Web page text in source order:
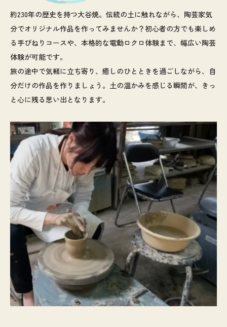
約230年の歴史を持つ大谷焼。伝統の土に触れながら、陶芸家気
分でオリジナル作品を作ってみませんか？初心者の方でも楽しめ
る手びねりコースや、本格的な電動ロクロ体験まで、幅広い陶芸
体験が可能です。
旅の途中で気軽に立ち寄り、癒しのひとときを過ごしながら、自
分だけの作品を作りましょう。土の温かみを感じる瞬間が、きっ
と心に残る思い出となります。